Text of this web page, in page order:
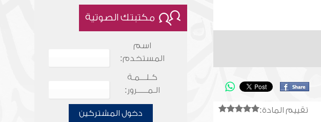
تقييم المادة:
مكتبتك الصوتية
اسم
المستخدم:
كـلـــمـة
الـمـــــرور:
دخول المشتركين